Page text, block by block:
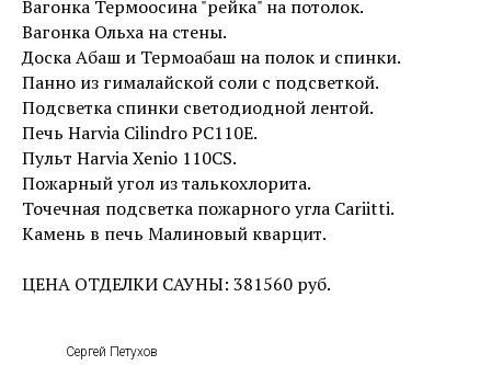
Вагонка Термоосина "рейка" на потолок.
Вагонка Ольха на стены.
Доска Абаш и Термоабаш на полок и спинки.
Панно из гималайской соли с подсветкой.
Подсветка спинки светодиодной лентой.
Печь Harvia Cilindro PC110E.
Пульт Harvia Xenio 110CS.
Пожарный угол из талькохлорита.
Точечная подсветка пожарного угла Cariitti.
Камень в печь Малиновый кварцит.
ЦЕНА ОТДЕЛКИ САУНЫ: 381560 руб.
Сергей Петухов